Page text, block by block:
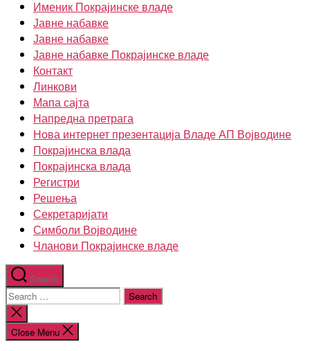
Именик Покрајинске владе
Јавне набавке
Јавне набавке
Јавне набавке Покрајинске владе
Контакт
Линкови
Мапа сајта
Напредна претрага
Нова интернет презентација Владе АП Војводине
Покрајинска влада
Покрајинска влада
Регистри
Решења
Секретаријати
Симболи Војводине
Чланови Покрајинске владе
Search
Search
for:
Close
search
Close Menu